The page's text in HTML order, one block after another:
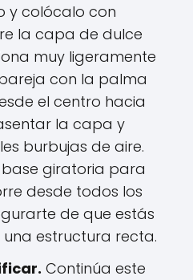
y colócalo con
la capa de dulce
muy ligeramente
con la palma
el centro hacia
la capa y
burbujas de aire.
giratoria para
desde todos los
de que estás
estructura recta.
Continúa este